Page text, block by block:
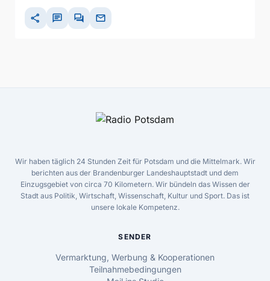
share chat forum mail
Wir haben täglich 24 Stunden Zeit für Potsdam und die Mittelmark. Wir
berichten aus der Brandenburger Landeshauptstadt und dem
Einzugsgebiet von circa 70 Kilometern. Wir bündeln das Wissen der
Stadt aus Politik, Wirtschaft, Wissenschaft, Kultur und Sport. Das ist
unsere lokale Kompetenz.
SENDER
Vermarktung, Werbung & Kooperationen
Teilnahmebedingungen